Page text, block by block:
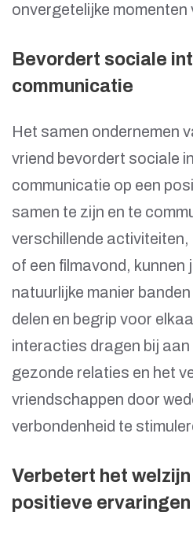
onvergetelijke momenten
Bevordert sociale
communicatie
Het samen ondernemen
vriend bevordert sociale
communicatie op een
samen te zijn en te
verschillende
of een filmavond, kunnen
natuurlijke manier
delen en begrip voor
interacties dragen bij
gezonde relaties en het
vriendschappen door
verbondenheid te
Verbetert het
positieve ervaringen